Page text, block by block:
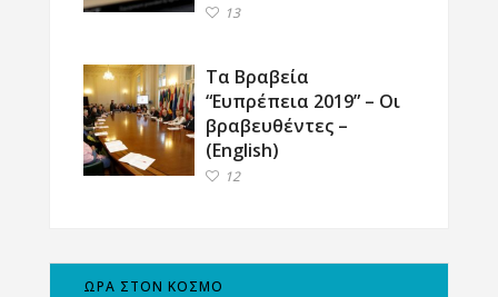
13
Τα Βραβεία
“Ευπρέπεια 2019” – Οι
βραβευθέντες –
(English)
12
ΩΡΑ ΣΤΟΝ ΚΟΣΜΟ